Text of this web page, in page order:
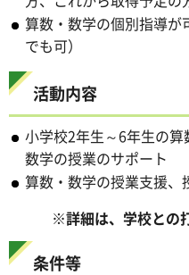
算数・数学の個別指導が
でも可）
活動内容
小学校2年生～6年生の
数学の授業のサポート
算数・数学の授業支援
※詳細は、学校との
条件等